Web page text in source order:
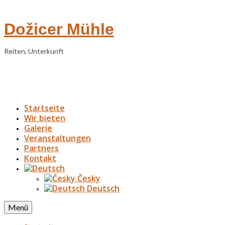
Dožicer Mühle
Reiten, Unterkunft
Startseite
Wir bieten
Galerie
Veranstaltungen
Partners
Kontakt
Česky
Deutsch
Menü